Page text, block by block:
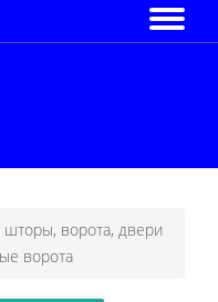
ворота, двери
ворота